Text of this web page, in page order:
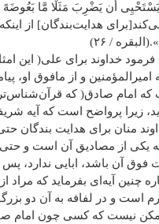
یَسْتَحْیِی أَن یَضْرِبَ مَثَلًا مَّا بَعُوضَهً
هدایت‌بندگان] از
/ ۲۶)
خداوند برای علی( این
و از مافوق او،
که امام صادق( که
زیرا پرواضح است که آیه
منان برای هدایت بندگان
یکی از مصادیق آن است و حتی
آن باشد، ابایی ندارد، پس
چنین آیه‌ای بفرماید که مراد
است و در لفافه به آن دو
ممکن نیست که کسی چون امام